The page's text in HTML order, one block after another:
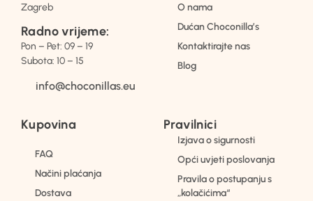
Zagreb
Radno vrijeme:
Pon – Pet: 09 – 19
Subota: 10 – 15
info@choconillas.eu
O nama
Dućan Choconilla’s
Kontaktirajte nas
Blog
Kupovina
FAQ
Načini plaćanja
Dostava
Pravilnici
Izjava o sigurnosti
Opći uvjeti poslovanja
Pravila o postupanju s
„kolačićima“